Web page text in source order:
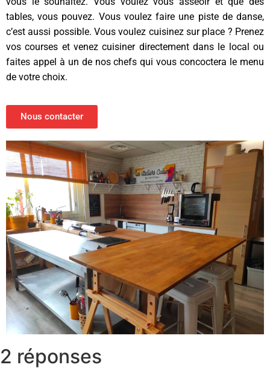
tables, vous pouvez. Vous voulez faire une piste de danse,
c’est aussi possible. Vous voulez cuisinez sur place ? Prenez
vos courses et venez cuisiner directement dans le local ou
faites appel à un de nos chefs qui vous concoctera le menu
de votre choix.
Nous contacter
2 réponses